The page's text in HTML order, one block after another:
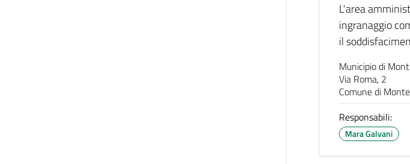
L'area
ingranaggio
il
Municipio di
Via Roma, 2
Comune di
Responsabili:
Mara Galvani